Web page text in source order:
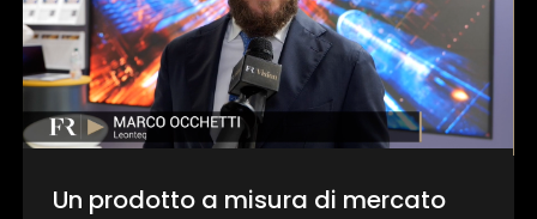
Un prodotto a misura di mercato